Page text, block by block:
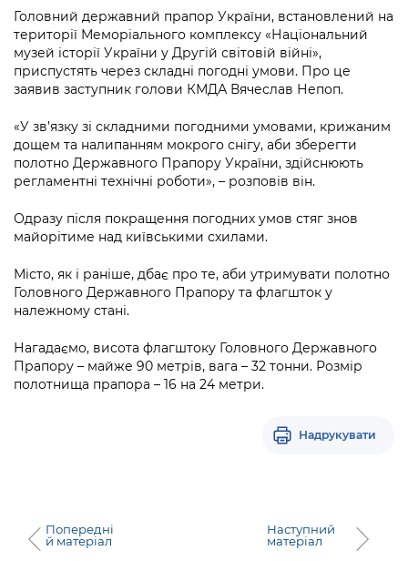
Рішення та розпорядження
Проєкти розпоряджень, що
перебувають на погодженні КМВА
Контактна інформація
Графік роботи та прийому громадян
Вакансії
Звернення громадян
Промисловість і наука Києва
Гендерна політика
Освіта та навчальні заклади
Дороги, транспорт та парковки
Навколишнє середовище міста
Містобудування та земельні ділянки
Культура, спорт, дозвілля
Фінанси та бюджет
Безпека та правопорядок
Ритуальні послуги
Іноземцям / For foreigners
Пам'ятки культурної спадщини
Міський застосунок Київ Цифровий
Громадська експертиза
Громадський бюджет
Консультації з громадськістю
Громадська рада
Петиції
Контактний центр
Допомога учасникам АТО
Рада з питань внутрішньо переміщених
осіб при Київській міській військовій
адміністрації
Інформація з обмеженим доступом
Подати запит онлайн
інших актів
Нормативна база
Питання і відповіді про публічну
інформацію
Порядок оскарження рішень, дій чи
бездіяльності розпорядників інформації
публічну інформацію
Інформація для споживачів
Медіагалерея
Підписатися на новини та анонси від
КМДА / Subscribe to announcements
from the KCSA
Порядок акредитації медіа /
Accreditation process
Submitting a media request
стану / Rules for media coverage of
hospitals at work under martial law
media
Портал Послуг
Головний державний прапор України, встановлений на
території Меморіального комплексу «Національний
музей історії України у Другій світовій війні»,
приспустять через складні погодні умови. Про це
заявив заступник голови КМДА Вячеслав Непоп.
«У зв’язку зі складними погодними умовами, крижаним
дощем та налипанням мокрого снігу, аби зберегти
полотно Державного Прапору України, здійснюють
регламентні технічні роботи», – розповів він.
Одразу після покращення погодних умов стяг знов
майорітиме над київськими схилами.
Місто, як і раніше, дбає про те, аби утримувати полотно
Головного Державного Прапору та флагшток у
належному стані.
Нагадаємо, висота флагштоку Головного Державного
Прапору – майже 90 метрів, вага – 32 тонни. Розмір
полотнища прапора – 16 на 24 метри.
Надрукувати
Попередні
й матеріал
Наступний
матеріал